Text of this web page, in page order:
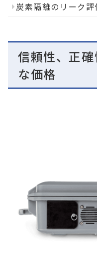
炭素隔離のリーク評
信頼性、正
な価格